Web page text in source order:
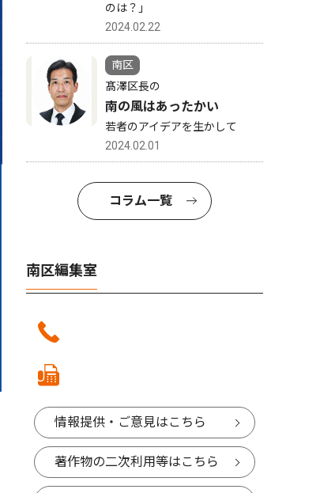
のは？」
2024.02.22
南区
髙澤区長の
南の風はあったかい
若者のアイデアを生かして
2024.02.01
コラム一覧
南区編集室
情報提供・ご意見はこちら
著作物の二次利用等はこちら